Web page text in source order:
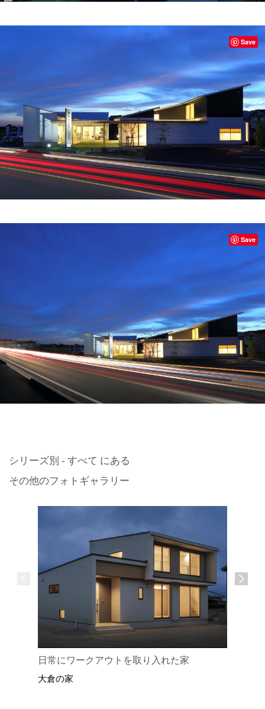
Save
Save
シリーズ別 - すべて にある
その他のフォトギャラリー
日常にワークアウトを取り入れた家
大倉の家